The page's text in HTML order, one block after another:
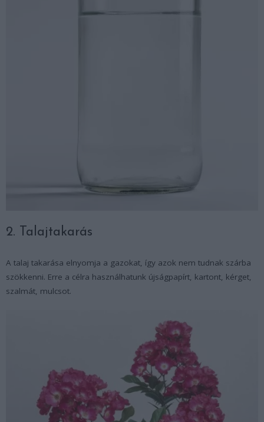
2. Talajtakarás
A talaj takarása elnyomja a gazokat, így azok nem tudnak szárba
szökkenni. Erre a célra használhatunk újságpapírt, kartont, kérget,
szalmát, mulcsot.